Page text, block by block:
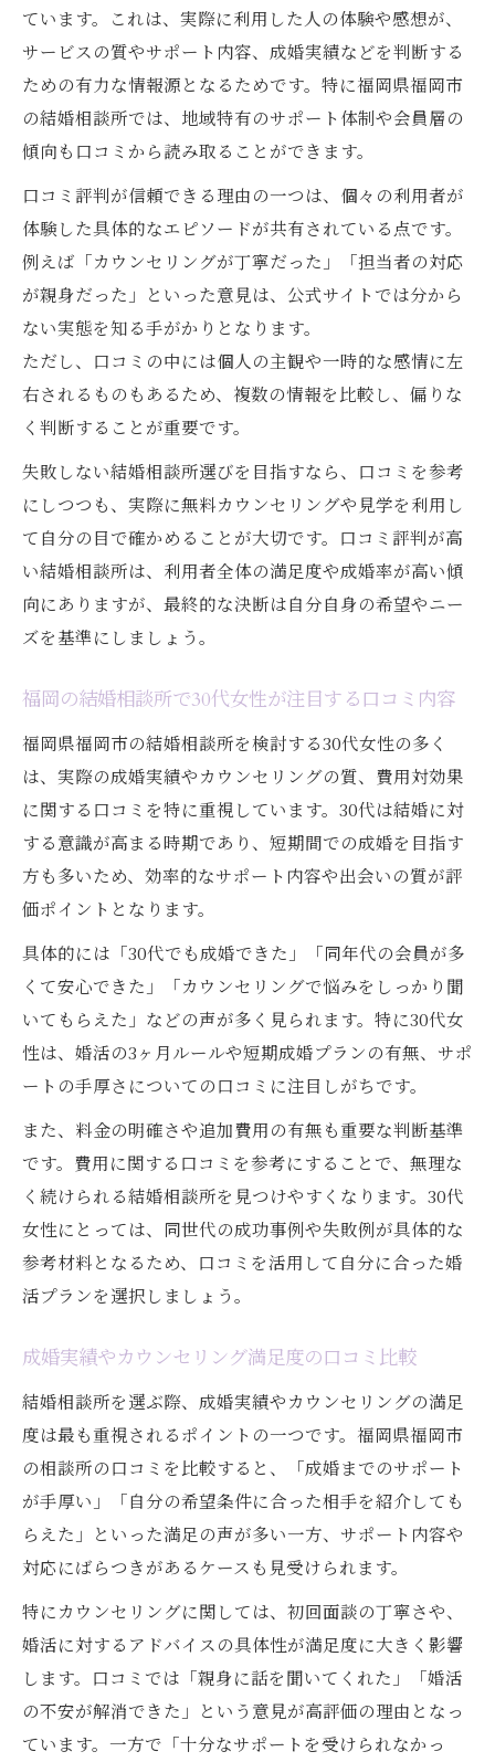
ています。これは、実際に利用した人の体験や感想が、
サービスの質やサポート内容、成婚実績などを判断する
ための有力な情報源となるためです。特に福岡県福岡市
の結婚相談所では、地域特有のサポート体制や会員層の
傾向も口コミから読み取ることができます。
口コミ評判が信頼できる理由の一つは、個々の利用者が
体験した具体的なエピソードが共有されている点です。
例えば「カウンセリングが丁寧だった」「担当者の対応
が親身だった」といった意見は、公式サイトでは分から
ない実態を知る手がかりとなります。
ただし、口コミの中には個人の主観や一時的な感情に左
右されるものもあるため、複数の情報を比較し、偏りな
く判断することが重要です。
失敗しない結婚相談所選びを目指すなら、口コミを参考
にしつつも、実際に無料カウンセリングや見学を利用し
て自分の目で確かめることが大切です。口コミ評判が高
い結婚相談所は、利用者全体の満足度や成婚率が高い傾
向にありますが、最終的な決断は自分自身の希望やニー
ズを基準にしましょう。
福岡の結婚相談所で30代女性が注目する口コミ内容
福岡県福岡市の結婚相談所を検討する30代女性の多く
は、実際の成婚実績やカウンセリングの質、費用対効果
に関する口コミを特に重視しています。30代は結婚に対
する意識が高まる時期であり、短期間での成婚を目指す
方も多いため、効率的なサポート内容や出会いの質が評
価ポイントとなります。
具体的には「30代でも成婚できた」「同年代の会員が多
くて安心できた」「カウンセリングで悩みをしっかり聞
いてもらえた」などの声が多く見られます。特に30代女
性は、婚活の3ヶ月ルールや短期成婚プランの有無、サポ
ートの手厚さについての口コミに注目しがちです。
また、料金の明確さや追加費用の有無も重要な判断基準
です。費用に関する口コミを参考にすることで、無理な
く続けられる結婚相談所を見つけやすくなります。30代
女性にとっては、同世代の成功事例や失敗例が具体的な
参考材料となるため、口コミを活用して自分に合った婚
活プランを選択しましょう。
成婚実績やカウンセリング満足度の口コミ比較
結婚相談所を選ぶ際、成婚実績やカウンセリングの満足
度は最も重視されるポイントの一つです。福岡県福岡市
の相談所の口コミを比較すると、「成婚までのサポート
が手厚い」「自分の希望条件に合った相手を紹介しても
らえた」といった満足の声が多い一方、サポート内容や
対応にばらつきがあるケースも見受けられます。
特にカウンセリングに関しては、初回面談の丁寧さや、
婚活に対するアドバイスの具体性が満足度に大きく影響
します。口コミでは「親身に話を聞いてくれた」「婚活
の不安が解消できた」という意見が高評価の理由となっ
ています。一方で「十分なサポートを受けられなかっ